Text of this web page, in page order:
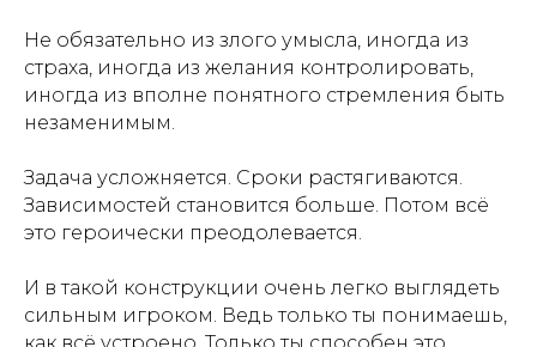
Не обязательно из злого умысла, иногда из
страха, иногда из желания контролировать,
иногда из вполне понятного стремления быть
незаменимым.
Задача усложняется. Сроки растягиваются.
Зависимостей становится больше. Потом всё
это героически преодолевается.
И в такой конструкции очень легко выглядеть
сильным игроком. Ведь только ты понимаешь,